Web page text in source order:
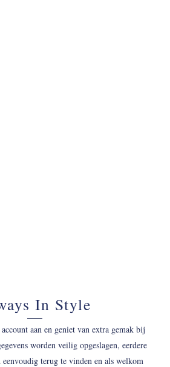
In Style
aan en geniet van extra gemak bij
worden veilig opgeslagen, eerdere
terug te vinden en als welkom